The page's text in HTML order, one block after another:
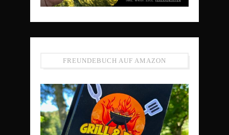
FREUNDEBUCH AUF AMAZON